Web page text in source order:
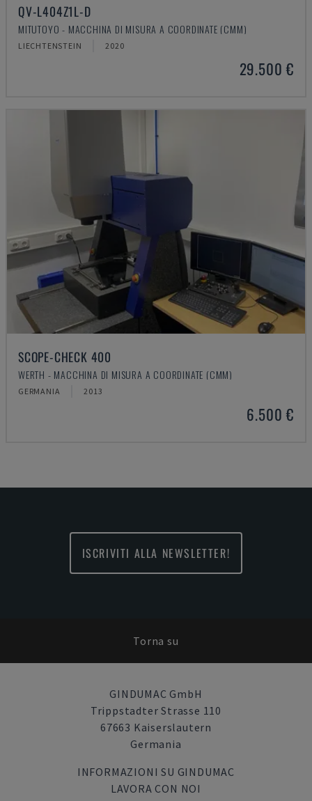
QV-L404Z1L-D
MITUTOYO - MACCHINA DI MISURA A COORDINATE (CMM)
LIECHTENSTEIN 2020
29.500 €
SCOPE-CHECK 400
WERTH - MACCHINA DI MISURA A COORDINATE (CMM)
GERMANIA 2013
6.500 €
ISCRIVITI ALLA NEWSLETTER!
Torna su
GINDUMAC GmbH
Trippstadter Strasse 110
67663 Kaiserslautern
Germania
INFORMAZIONI SU GINDUMAC
LAVORA CON NOI